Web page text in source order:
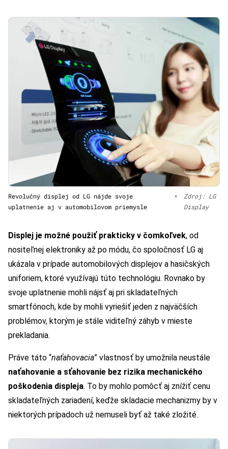
Revolučný displej od LG nájde svoje
uplatnenie aj v automobilovom priemysle
•
Zdroj: LG
Display
Displej je možné použiť prakticky v čomkoľvek, od
nositeľnej elektroniky až po módu, čo spoločnosť LG aj
ukázala v prípade automobilových displejov a hasičských
uniforiem, ktoré využívajú túto technológiu. Rovnako by
svoje uplatnenie mohli nájsť aj pri skladateľných
smartfónoch, kde by mohli vyriešiť jeden z najväčších
problémov, ktorým je stále viditeľný záhyb v mieste
prekladania.
Práve táto “naťahovacia” vlastnosť by umožnila neustále
naťahovanie a sťahovanie bez rizika mechanického
poškodenia displeja. To by mohlo pomôcť aj znížiť cenu
skladateľných zariadení, keďže skladacie mechanizmy by v
niektorých prípadoch už nemuseli byť až také zložité.